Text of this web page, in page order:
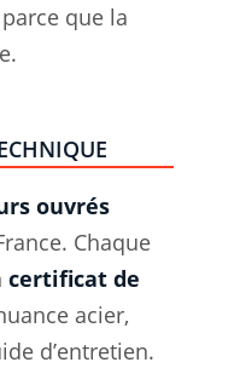
que la
ouvrés
Chaque
certificat de
acier,
d’entretien.